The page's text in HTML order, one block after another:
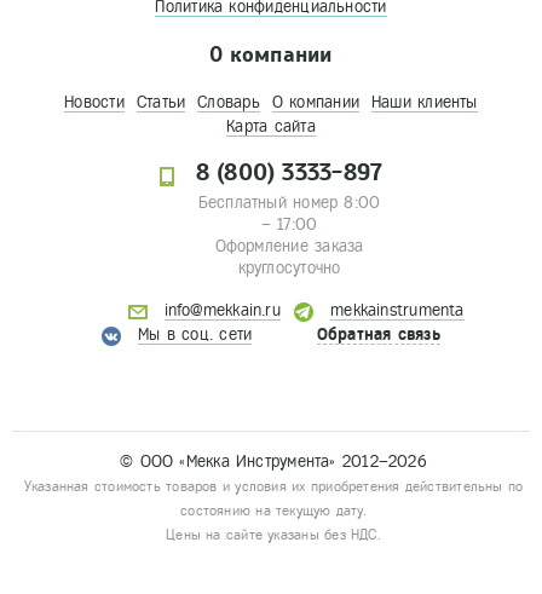
Политика конфиденциальности
О компании
Новости Статьи Словарь О компании
Наши клиенты
Карта сайта
8 (800) 3333-897
Бесплатный номер 8:00
– 17:00
Оформление заказа
круглосуточно
info@mekkain.ru
mekkainstrumenta
Мы в соц. сети
Обратная связь
© ООО «Мекка Инструмента» 2012–2026
Указанная стоимость товаров и условия их приобретения действительны по
состоянию на текущую дату.
Цены на сайте указаны без НДС.